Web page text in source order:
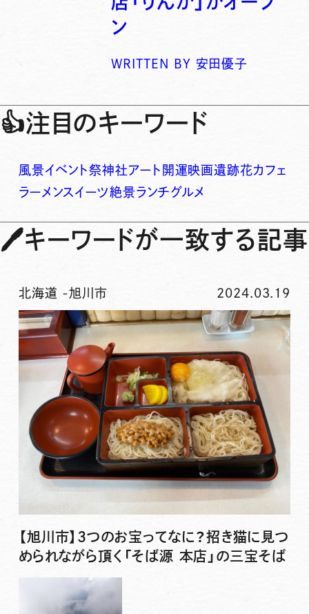
ン
WRITTEN BY 安田優子
👍注目のキーワード
風景イベント祭神社アート 開運映画遺跡花カフェ
ラーメンスイーツ絶景ランチグルメ
🖊キーワードが一致する記事
北海道 -旭川市 2024.03.19
【旭川市】3つのお宝ってなに？招き猫に見つ
められながら頂く「そば源 本店」の三宝そば